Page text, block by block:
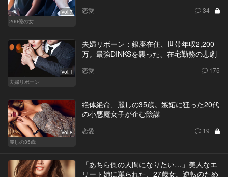
Vol.7
200億の女
恋愛 34
Vol.1
夫婦リボーン
夫婦リボーン：銀座在住、世帯年収2,200
万。最強DINKSを襲った、在宅勤務の悲劇
恋愛 175
Vol.8
麗しの35歳
絶体絶命、麗しの35歳。嫉妬に狂った20代
の小悪魔女子が企む陰謀
恋愛 19
「あちら側の人間になりたい…」美人なエ
リート姉に罵られた、27歳女。逆転のため